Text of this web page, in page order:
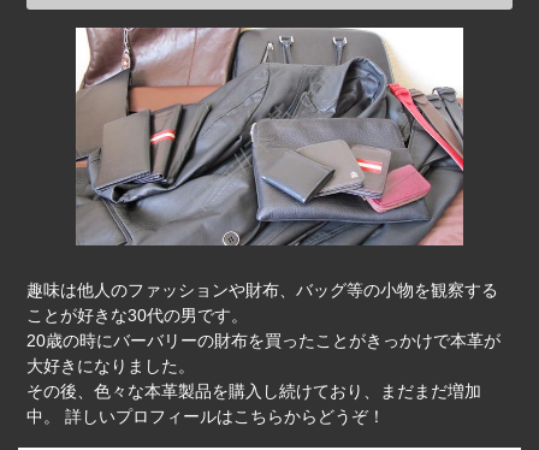
趣味は他人のファッションや財布、バッグ等の小物を観察する
ことが好きな30代の男です。
20歳の時にバーバリーの財布を買ったことがきっかけで本革が
大好きになりました。
その後、色々な本革製品を購入し続けており、まだまだ増加
中。 詳しいプロフィールはこちらから どうぞ！